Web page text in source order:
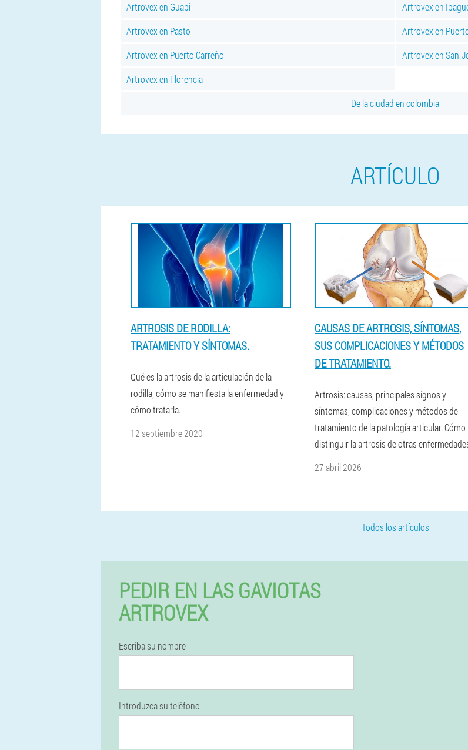
Artrovex en Guapi
Artrovex en
Artrovex en Pasto
Artrovex en
Artrovex en Puerto Carreño
Artrovex en San-
Artrovex en Florencia
De la ciudad en colombia
ARTÍCULO
ARTROSIS DE RODILLA:
TRATAMIENTO Y SÍNTOMAS.
Qué es la artrosis de la articulación de la
rodilla, cómo se manifiesta la enfermedad y
cómo tratarla.
12 septiembre 2020
CAUSAS DE ARTROSIS, SÍNTOMAS,
SUS COMPLICACIONES Y MÉTODOS
DE TRATAMIENTO.
Artrosis: causas, principales signos y
síntomas, complicaciones y métodos de
tratamiento de la patología articular. Cómo
distinguir la artrosis de otras
27 abril 2026
Todos los artículos
PEDIR EN LAS GAVIOTAS
ARTROVEX
Escriba su nombre
Introduzca su teléfono